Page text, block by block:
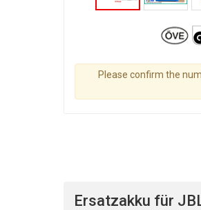
Please confirm the
Ersatzakku für